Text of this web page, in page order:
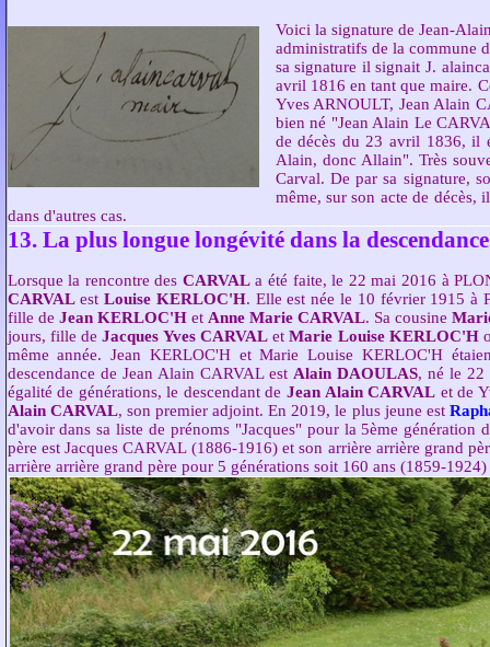
Voici la signature deJean-
Jean Alain Le
13. La plus longue longévité dans la
Lorsque la rencontre des CARVALa été faite, le 22 mai 2016 à
CARVALestLouise KERLOC'H. Elle est née le 10 février 1915 à
fille de Jean KERLOC'Het Anne Marie CARVAL. Sa cousine
jours, fille deJacques Yves CARVALet Marie Louise KERLOC'H
même année. Jean KERLOC'H et Marie Louise KERLOC'H
descendance de Jean Alain CARVAL est Alain DAOULAS, né le 22
égalité de générations, le descendant de Jean Alain CARVAL et de
Alain CARVAL, son premier adjoint. En 2019, le plus jeune est